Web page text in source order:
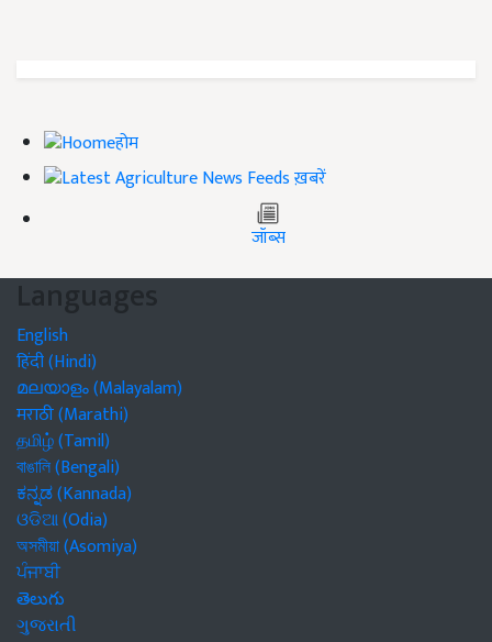
होम
ख़बरें
जॉब्स
Languages
English
हिंदी (Hindi)
മലയാളം (Malayalam)
मराठी (Marathi)
தமிழ் (Tamil)
বাঙালি (Bengali)
ಕನ್ನಡ (Kannada)
ଓଡିଆ (Odia)
অসমীয়া (Asomiya)
ਪੰਜਾਬੀ
తెలుగు
ગુજરાતી